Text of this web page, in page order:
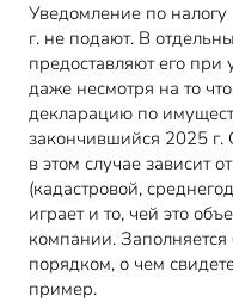
Уведомление по
г. не подают. В
предоставляют его при
даже несмотря на то
декларацию по
закончившийся 2025
в этом случае зависит
(кадастровой,
играет и то, чей это
компании.
порядком, о чем
пример.